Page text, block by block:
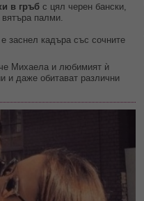
в гръб с цял черен бански,
палми.
заснел кадъра със сочните
Михаела и любимият ѝ
и даже обитават различни